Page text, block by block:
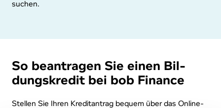
suchen.
So beantragen Sie einen Bil­
dungs­kre­dit bei bob Finance
Stellen Sie Ihren Kreditantrag bequem über das Online-